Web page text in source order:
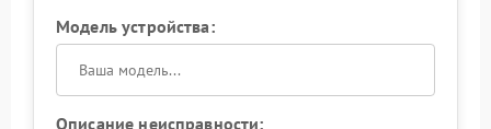
Модель устройства:
Описание неисправности: